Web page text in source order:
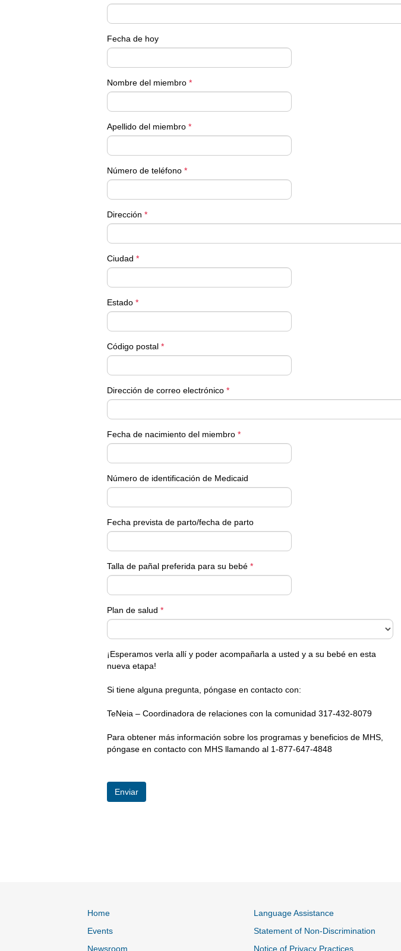
Fecha de hoy
Nombre del miembro *
Apellido del miembro *
Número de teléfono *
Dirección *
Ciudad *
Estado *
Código postal *
Dirección de correo electrónico *
Fecha de nacimiento del miembro *
Número de identificación de Medicaid
Fecha prevista de parto/fecha de parto
Talla de pañal preferida para su bebé *
Plan de salud *
¡Esperamos verla allí y poder acompañarla a usted y a su bebé en esta
nueva etapa!
Si tiene alguna pregunta, póngase en contacto con:
TeNeia – Coordinadora de relaciones con la comunidad 317-432-8079
Para obtener más información sobre los programas y beneficios de MHS,
póngase en contacto con MHS llamando al 1-877-647-4848
Home
Events
Newsroom
Language Assistance
Statement of Non-Discrimination
Notice of Privacy Practices